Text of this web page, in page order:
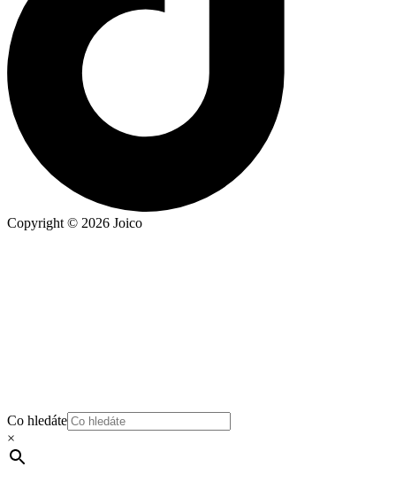
Copyright © 2026 Joico
Co hledáte
×